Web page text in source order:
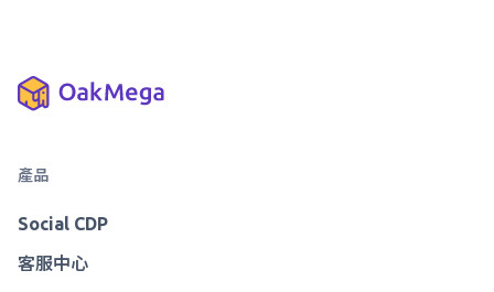
產品
Social CDP
客服中心